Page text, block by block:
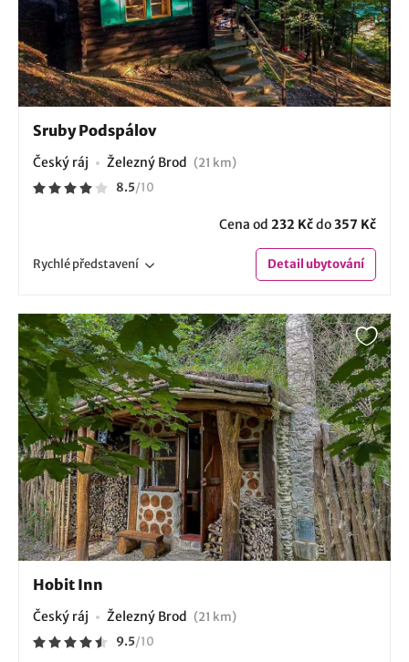
Sruby Podspálov
Český ráj Železný Brod (21 km)
8.5/10
Cena od 232 Kčdo357 Kč
Rychlépředstavení Detailubytování
Hobit Inn
Český ráj Železný Brod (21 km)
9.5/10